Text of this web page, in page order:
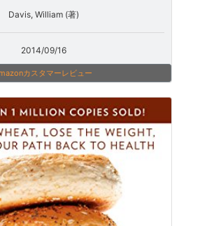
Davis, William (著)
2014/09/16
カスタマーレビュー